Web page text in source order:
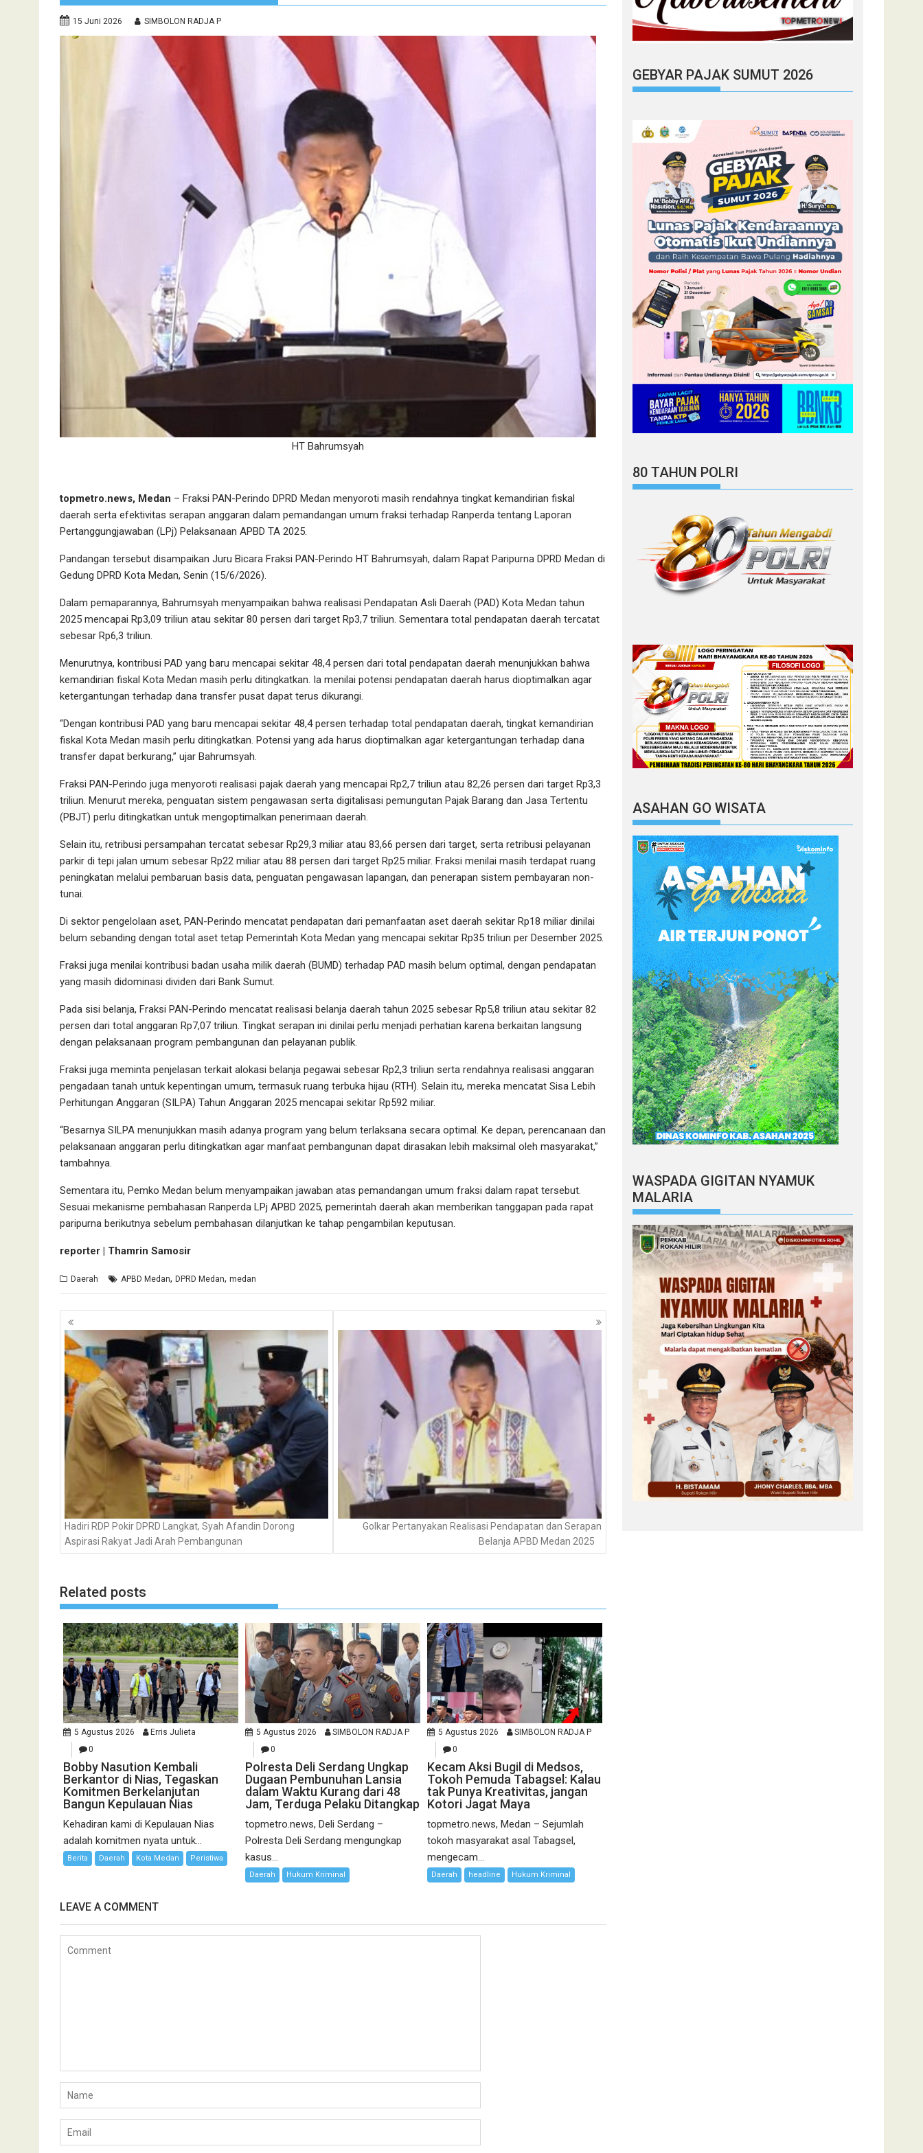
15 Juni 2026 SIMBOLON RADJA P
HT Bahrumsyah
topmetro.news, Medan – Fraksi PAN-Perindo DPRD Medan menyoroti masih rendahnya tingkat kemandirian fiskal
daerah serta efektivitas serapan anggaran dalam pemandangan umum fraksi terhadap Ranperda tentang Laporan
Pertanggungjawaban (LPj) Pelaksanaan APBD TA 2025.
Pandangan tersebut disampaikan Juru Bicara Fraksi PAN-Perindo HT Bahrumsyah, dalam Rapat Paripurna DPRD Medan di
Gedung DPRD Kota Medan, Senin (15/6/2026).
Dalam pemaparannya, Bahrumsyah menyampaikan bahwa realisasi Pendapatan Asli Daerah (PAD) Kota Medan tahun
2025 mencapai Rp3,09 triliun atau sekitar 80 persen dari target Rp3,7 triliun. Sementara total pendapatan daerah tercatat
sebesar Rp6,3 triliun.
Menurutnya, kontribusi PAD yang baru mencapai sekitar 48,4 persen dari total pendapatan daerah menunjukkan bahwa
kemandirian fiskal Kota Medan masih perlu ditingkatkan. Ia menilai potensi pendapatan daerah harus dioptimalkan agar
ketergantungan terhadap dana transfer pusat dapat terus dikurangi.
“Dengan kontribusi PAD yang baru mencapai sekitar 48,4 persen terhadap total pendapatan daerah, tingkat kemandirian
fiskal Kota Medan masih perlu ditingkatkan. Potensi yang ada harus dioptimalkan agar ketergantungan terhadap dana
transfer dapat berkurang,” ujar Bahrumsyah.
Fraksi PAN-Perindo juga menyoroti realisasi pajak daerah yang mencapai Rp2,7 triliun atau 82,26 persen dari target Rp3,3
triliun. Menurut mereka, penguatan sistem pengawasan serta digitalisasi pemungutan Pajak Barang dan Jasa Tertentu
(PBJT) perlu ditingkatkan untuk mengoptimalkan penerimaan daerah.
Selain itu, retribusi persampahan tercatat sebesar Rp29,3 miliar atau 83,66 persen dari target, serta retribusi pelayanan
parkir di tepi jalan umum sebesar Rp22 miliar atau 88 persen dari target Rp25 miliar. Fraksi menilai masih terdapat ruang
peningkatan melalui pembaruan basis data, penguatan pengawasan lapangan, dan penerapan sistem pembayaran non-
tunai.
Di sektor pengelolaan aset, PAN-Perindo mencatat pendapatan dari pemanfaatan aset daerah sekitar Rp18 miliar dinilai
belum sebanding dengan total aset tetap Pemerintah Kota Medan yang mencapai sekitar Rp35 triliun per Desember 2025.
Fraksi juga menilai kontribusi badan usaha milik daerah (BUMD) terhadap PAD masih belum optimal, dengan pendapatan
yang masih didominasi dividen dari Bank Sumut.
Pada sisi belanja, Fraksi PAN-Perindo mencatat realisasi belanja daerah tahun 2025 sebesar Rp5,8 triliun atau sekitar 82
persen dari total anggaran Rp7,07 triliun. Tingkat serapan ini dinilai perlu menjadi perhatian karena berkaitan langsung
dengan pelaksanaan program pembangunan dan pelayanan publik.
Fraksi juga meminta penjelasan terkait alokasi belanja pegawai sebesar Rp2,3 triliun serta rendahnya realisasi anggaran
pengadaan tanah untuk kepentingan umum, termasuk ruang terbuka hijau (RTH). Selain itu, mereka mencatat Sisa Lebih
Perhitungan Anggaran (SILPA) Tahun Anggaran 2025 mencapai sekitar Rp592 miliar.
“Besarnya SILPA menunjukkan masih adanya program yang belum terlaksana secara optimal. Ke depan, perencanaan dan
pelaksanaan anggaran perlu ditingkatkan agar manfaat pembangunan dapat dirasakan lebih maksimal oleh masyarakat,”
tambahnya.
Sementara itu, Pemko Medan belum menyampaikan jawaban atas pemandangan umum fraksi dalam rapat tersebut.
Sesuai mekanisme pembahasan Ranperda LPj APBD 2025, pemerintah daerah akan memberikan tanggapan pada rapat
paripurna berikutnya sebelum pembahasan dilanjutkan ke tahap pengambilan keputusan.
reporter | Thamrin Samosir
Daerah APBD Medan, DPRD Medan, medan
Navigasi
pos
Hadiri RDP Pokir DPRD Langkat, Syah Afandin Dorong
Aspirasi Rakyat Jadi Arah Pembangunan
Golkar Pertanyakan Realisasi Pendapatan dan Serapan
Belanja APBD Medan 2025
Related posts
5 Agustus 2026
Erris Julieta
0
Bobby Nasution Kembali
Berkantor di Nias, Tegaskan
Komitmen Berkelanjutan
Bangun Kepulauan Nias
Kehadiran kami di Kepulauan Nias
adalah komitmen nyata untuk...
Berita Daerah Kota Medan Peristiwa
5 Agustus 2026
SIMBOLON RADJA P
0
Polresta Deli Serdang Ungkap
Dugaan Pembunuhan Lansia
dalam Waktu Kurang dari 48
Jam, Terduga Pelaku Ditangkap
topmetro.news, Deli Serdang –
Polresta Deli Serdang mengungkap
kasus...
Daerah Hukum Kriminal
5 Agustus 2026
SIMBOLON RADJA P
0
Kecam Aksi Bugil di Medsos,
Tokoh Pemuda Tabagsel: Kalau
tak Punya Kreativitas, jangan
Kotori Jagat Maya
topmetro.news, Medan – Sejumlah
tokoh masyarakat asal Tabagsel,
mengecam...
Daerah headline Hukum Kriminal
LEAVE A COMMENT
GEBYAR PAJAK SUMUT 2026
80 TAHUN POLRI
ASAHAN GO WISATA
WASPADA GIGITAN NYAMUK
MALARIA